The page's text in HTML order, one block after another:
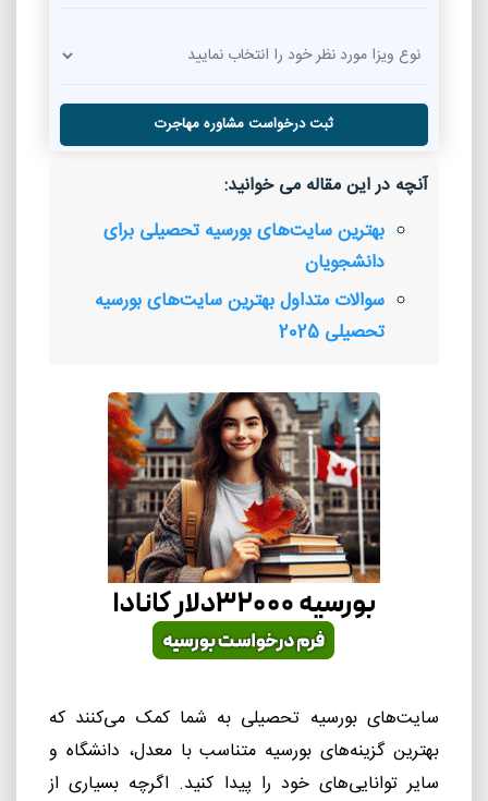
ثبت درخواست مشاوره مهاجرت
آنچه در این مقاله می خوانید:
بهترین سایت‌های بورسیه تحصیلی برای
دانشجویان
سوالات متداول بهترین سایت‌های بورسیه
تحصیلی 2025
سایتهای بورسیه تحصیلی به شما کمک میکنند که
بهترین گزینههای بورسیه متناسب با معدل، دانشگاه و
سایر تواناییهای خود را پیدا کنید. اگرچه بسیاری از